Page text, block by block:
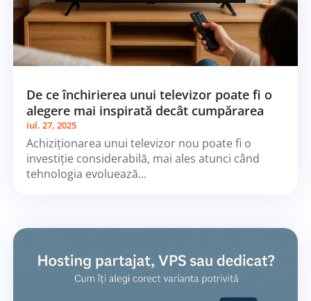
De ce închirierea unui televizor poate fi o
alegere mai inspirată decât cumpărarea
iul. 27, 2025
Achiziționarea unui televizor nou poate fi o
investiție considerabilă, mai ales atunci când
tehnologia evoluează...